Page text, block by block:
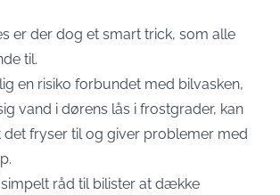
er der dog et smart trick, som alle
til.
en risiko forbundet med bilvasken,
vand i dørens lås i frostgrader, kan
det fryser til og giver problemer med
råd til bilister at dække